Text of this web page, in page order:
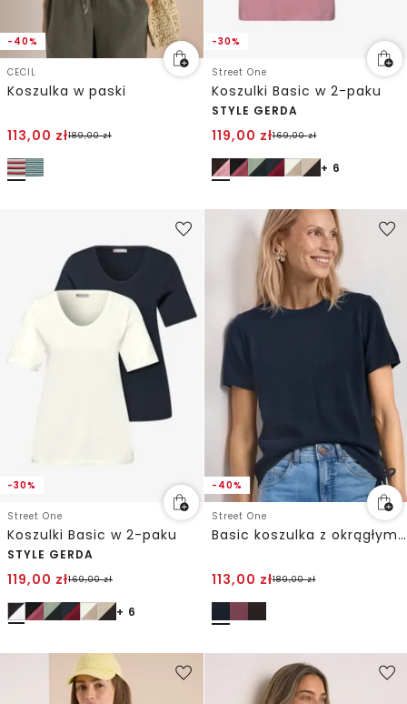
-40%
CECIL
Koszulka w paski
113,00 zł189,00zł
-30%
Street One
Koszulki Basic w 2-paku
STYLE GERDA
119,00 zł169,00zł
+ 6
-30%
Street One
Koszulki Basic w 2-paku
STYLE GERDA
119,00 zł169,00zł
+ 6
-40%
Street One
Basic koszulka z okrągłym dekoltem w serek o wyglądzie dzianiny
113,00 zł189,00zł